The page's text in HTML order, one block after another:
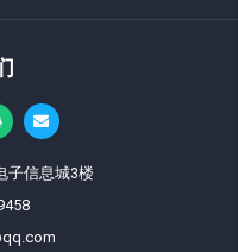
子信息城3楼